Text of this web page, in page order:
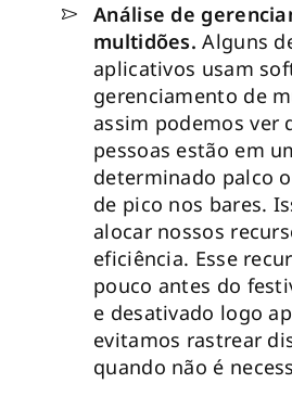
Análise de
multidões. Alguns
aplicativos usam
gerenciamento de
assim podemos ver
pessoas estão em
determinado palco
de pico nos bares.
alocar nossos
eficiência. Esse
pouco antes do
e desativado logo
evitamos rastrear
quando não é